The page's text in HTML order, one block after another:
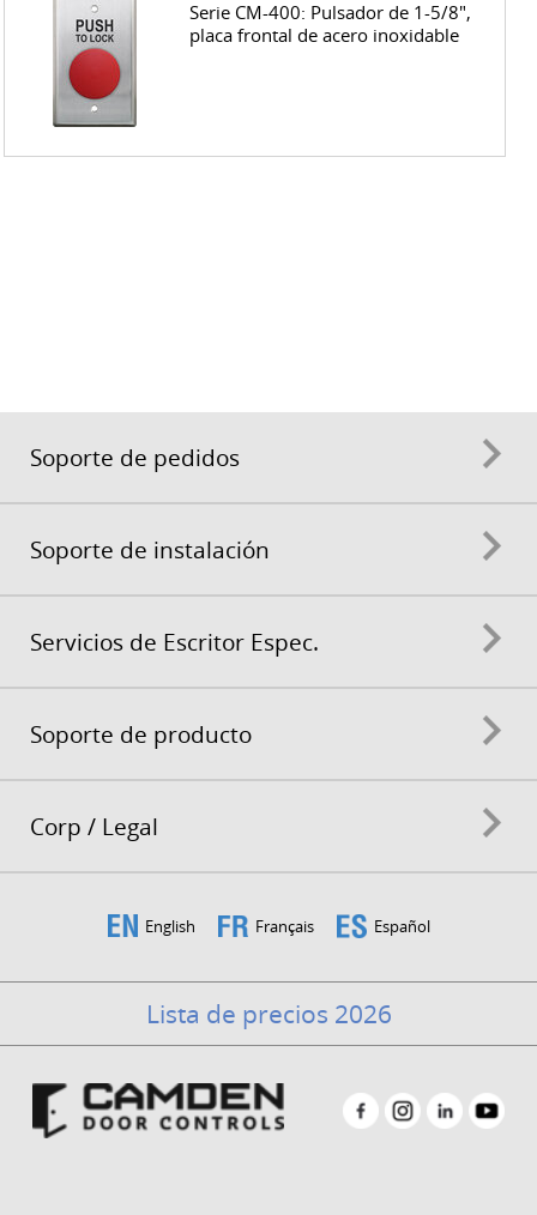
Serie CM-400: Pulsador de 1-5/8",
placa frontal de acero inoxidable
Soporte de pedidos
Soporte de instalación
Servicios de Escritor Espec.
Soporte de producto
Corp / Legal
English Français Español
Lista de precios 2026